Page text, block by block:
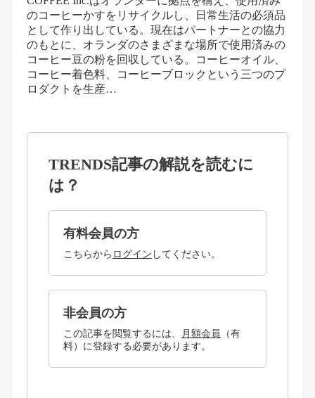
のコーヒーかすをリサイクルし、日常生活の必須品
として作り出している。現在はパートナーとの協力
のもとに、オランダのさまざまな場所で使用済みの
コーヒー豆の粉を回収している。コーヒーオイル、
コーヒー着色料、コーヒーブロックという三つのプ
ロダクトを生産…
TRENDS記事の解説を読むに
は？
有料会員の方
こちらから ログイン してください。
非会員の方
この記事を閲覧するには、 月額会員
（有
料）に登録する必要があります。